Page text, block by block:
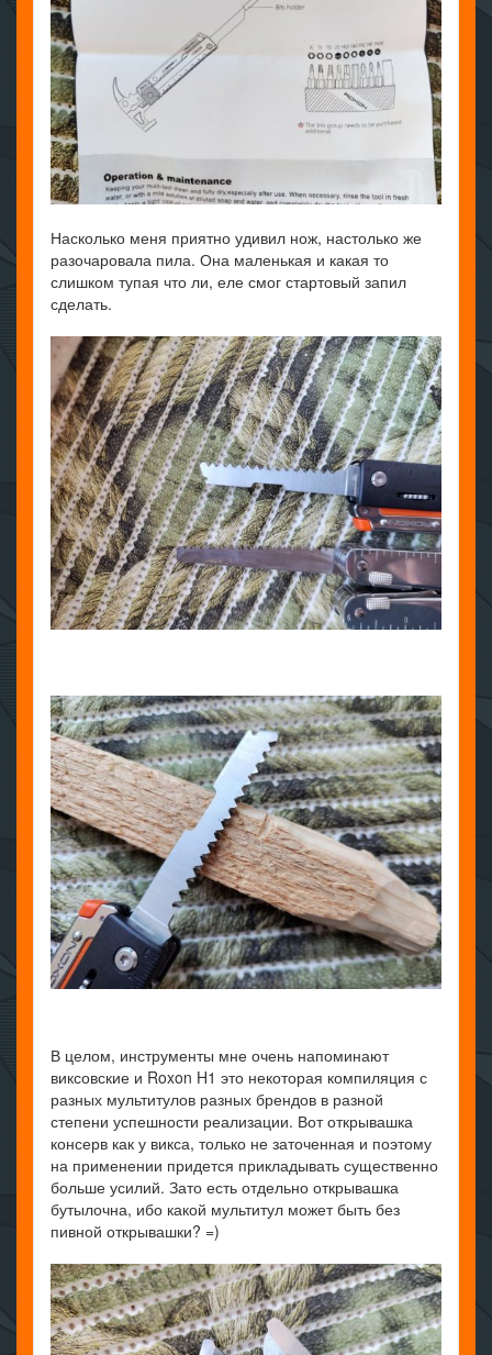
Насколько меня приятно удивил нож, настолько же
разочаровала пила. Она маленькая и какая то
слишком тупая что ли, еле смог стартовый запил
сделать.
В целом, инструменты мне очень напоминают
виксовские и Roxon H1 это некоторая компиляция с
разных мультитулов разных брендов в разной
степени успешности реализации. Вот открывашка
консерв как у викса, только не заточенная и поэтому
на применении придется прикладывать существенно
больше усилий. Зато есть отдельно открывашка
бутылочна, ибо какой мультитул может быть без
пивной открывашки? =)